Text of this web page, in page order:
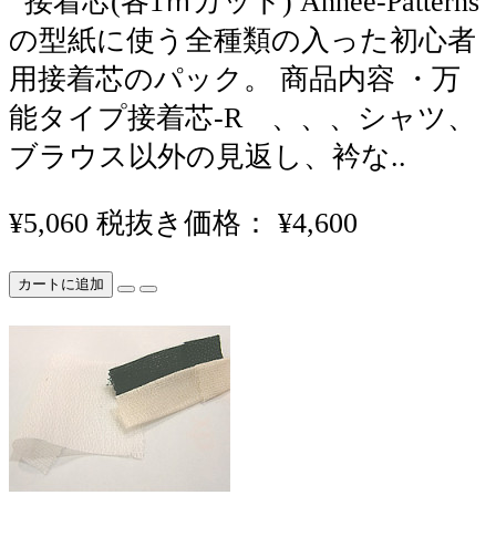
の型紙に使う全種類の入った初心者
用接着芯のパック。 商品内容 ・万
能タイプ接着芯-R 、、、シャツ、
ブラウス以外の見返し、衿な..
¥5,060 税抜き価格： ¥4,600
カートに追加